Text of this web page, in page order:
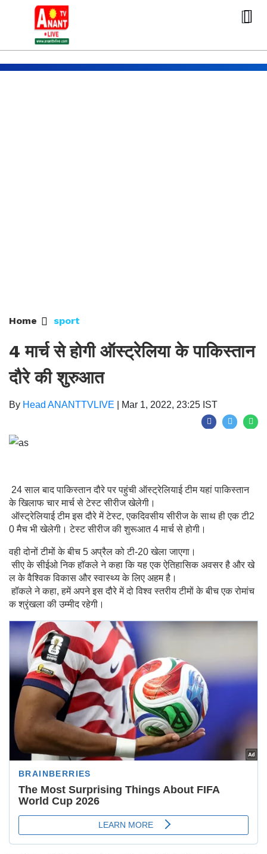
Home sport
4 मार्च से होगी ऑस्ट्रेलिया के पाकिस्तान
दौरे की शुरुआत
By Head ANANTTVLIVE Mar 1, 2022, 23:25 IST
24 साल बाद पाकिस्तान दौरे पर पहुंची ऑस्ट्रेलियाई टीम यहां पाकिस्तान
के खिलाफ चार मार्च से टेस्ट सीरीज खेलेगी।
ऑस्ट्रेलियाई टीम इस दौरे में टेस्ट, एकदिवसीय सीरीज के साथ ही एक टी2
0 मैच भी खेलेगी। टेस्ट सीरीज की शुरूआत 4 मार्च से होगी।
वही दोनों टीमों के बीच 5 अप्रैल को टी-20 खेला जाएगा।
सीए के सीईओ निक हॉकले ने कहा कि यह एक ऐतिहासिक अवसर है और खे
ल के वैश्विक विकास और स्वास्थ्य के लिए अहम है।
हॉकले ने कहा, हमें अपने इस दौरे में दो विश्व स्तरीय टीमों के बीच एक रोमांच
क श्रृंखला की उम्मीद रहेगी।